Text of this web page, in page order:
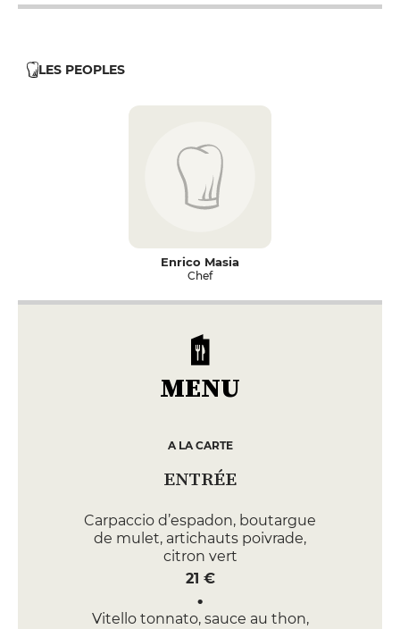
LES PEOPLES
Enrico Masia
Chef
MENU
A LA CARTE
ENTRÉE
Carpaccio d’espadon, boutargue
de mulet, artichauts poivrade,
citron vert
21 €
Vitello tonnato, sauce au thon,